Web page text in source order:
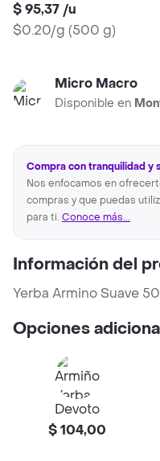
$ 95,37 /u
$0.20/g (500 g)
Micro Macro
Disponible en
Compra con tranquilidad y
Nos enfocamos en
compras y que puedas
para ti. Conoce más...
Información del
Yerba Armino Suave
Opciones
Devoto
$ 104,00